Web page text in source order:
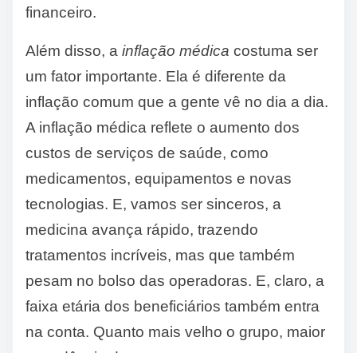
financeiro.
Além disso, a inflação médica costuma ser
um fator importante. Ela é diferente da
inflação comum que a gente vê no dia a dia.
A inflação médica reflete o aumento dos
custos de serviços de saúde, como
medicamentos, equipamentos e novas
tecnologias. E, vamos ser sinceros, a
medicina avança rápido, trazendo
tratamentos incríveis, mas que também
pesam no bolso das operadoras. E, claro, a
faixa etária dos beneficiários também entra
na conta. Quanto mais velho o grupo, maior